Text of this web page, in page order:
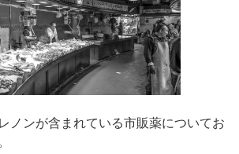
ノンが含まれている市販薬についてお